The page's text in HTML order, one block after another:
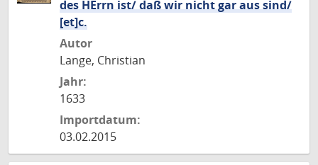
des HErrn ist/ daß wir nicht gar aus sind/
[et]c.
Autor
Lange, Christian
Jahr:
1633
Importdatum:
03.02.2015